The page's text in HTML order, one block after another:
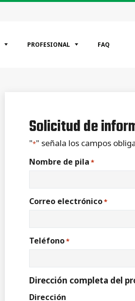
PROFESIONAL FAQ
Solicitud de
"*" señala los campos
Nombre de pila *
Correo electrónico*
Teléfono*
Dirección completa del
Dirección